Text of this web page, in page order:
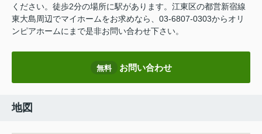
ください。徒歩2分の場所に駅があります。江東区の都営新宿線
東大島周辺でマイホームをお求めなら、03-6807-0303からオリ
ンピアホームにまで是非お問い合わせ下さい。
無料 お問い合わせ
地図